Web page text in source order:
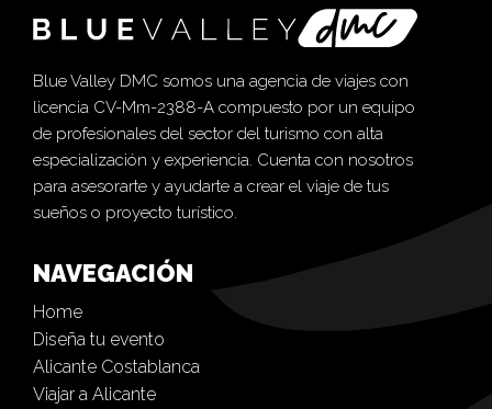
Blue Valley DMC somos una agencia de viajes con
licencia CV-Mm-2388-A compuesto por un equipo
de profesionales del sector del turismo con alta
especialización y experiencia. Cuenta con nosotros
para asesorarte y ayudarte a crear el viaje de tus
sueños o proyecto turístico.
NAVEGACIÓN
Home
Diseña tu evento
Alicante Costablanca
Viajar a Alicante